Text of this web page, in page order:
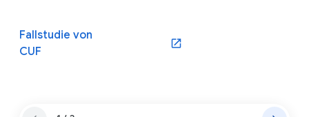
Fallstudie von
CUF